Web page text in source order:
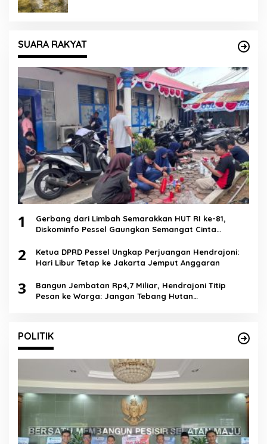
SUARA RAKYAT
1
Gerbang dari Limbah Semarakkan HUT RI ke-81,
Diskominfo Pessel Gaungkan Semangat Cinta
2
Ketua DPRD Pessel Ungkap Perjuangan Hendrajoni:
Hari Libur Tetap ke Jakarta Jemput Anggaran
3
Bangun Jembatan Rp4,7 Miliar, Hendrajoni Titip
Pesan ke Warga: Jangan Tebang Hutan
POLITIK